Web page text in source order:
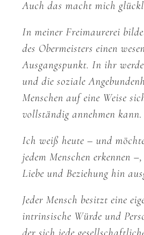
Auch das macht mich
In meiner Freimaurerei
des Obermeisters einen
Ausgangspunkt. In ihr
und die soziale
Menschen auf eine Weise
vollständig annehmen kann.
Ich weiß heute – und
jedem Menschen erkennen
Liebe und Beziehung hin
Jeder Mensch besitzt eine
intrinsische Würde und